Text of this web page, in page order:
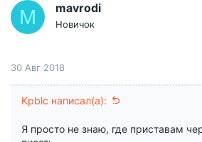
M mavrodi
Новичок
30 Авг 2018
Kpblc написал(а):
Я просто не знаю, где приставам